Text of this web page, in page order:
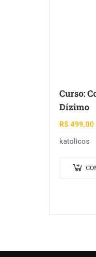
Curso:
Dízimo
R$ 499,00
katolicos